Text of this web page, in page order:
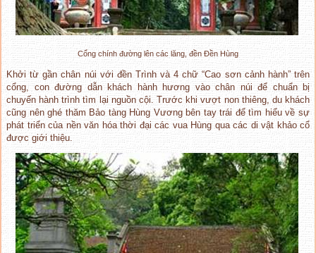
Cổng chính đường lên các lăng, đền Đền Hùng
Khởi từ gần chân núi với đền Trình và 4 chữ “Cao sơn cảnh hành” trên
cổng, con đường dẫn khách hành hương vào chân núi để chuẩn bị
chuyến hành trình tìm lại nguồn cội. Trước khi vượt non thiêng, du khách
cũng nên ghé thăm Bảo tàng Hùng Vương bên tay trái để tìm hiểu về sự
phát triển của nền văn hóa thời đại các vua Hùng qua các di vật khảo cổ
được giới thiệu.